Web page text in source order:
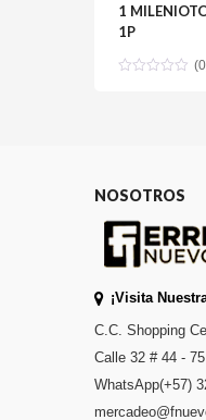
1
1P
NOSOTROS
¡Visita
C.C. Shopping
Calle 32 # 44 -
WhatsApp(+57)